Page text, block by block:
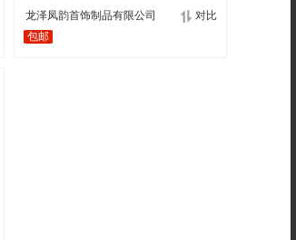
龙泽凤韵首饰制品有限公司
对比
包邮